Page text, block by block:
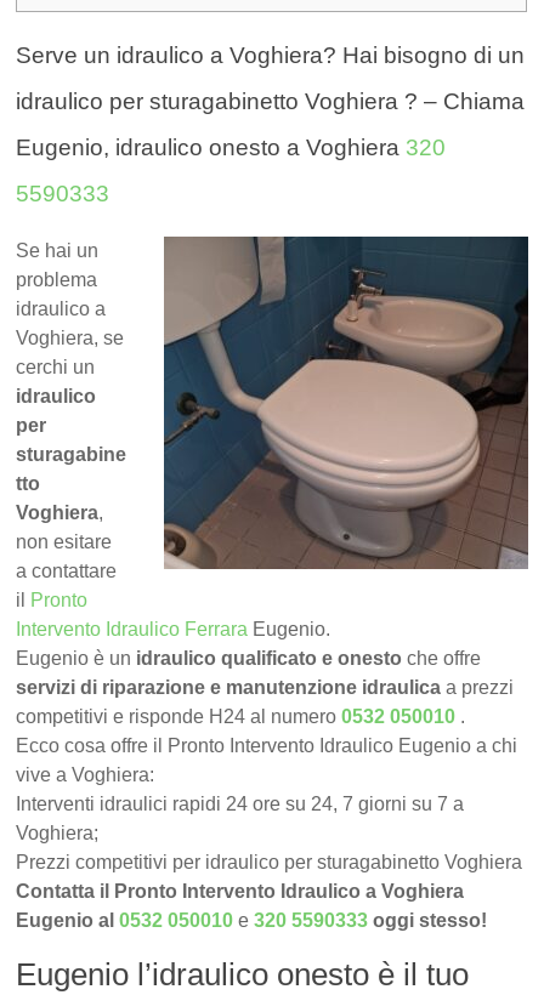
Serve un idraulico a Voghiera? Hai bisogno di un
idraulico per sturagabinetto Voghiera ? – Chiama
Eugenio, idraulico onesto a Voghiera 320
5590333
Se hai un
problema
idraulico a
Voghiera, se
cerchi un
idraulico
per
sturagabine
tto
Voghiera,
non esitare
a contattare
il Pronto
Intervento Idraulico Ferrara Eugenio.
Eugenio è un idraulico qualificato e onesto che offre
servizi di riparazione e manutenzione idraulica a prezzi
competitivi e risponde H24 al numero0532 050010 .
Ecco cosa offre il Pronto Intervento Idraulico Eugenio a chi
vive a Voghiera:
Interventi idraulici rapidi 24 ore su 24, 7 giorni su 7 a
Voghiera;
Prezzi competitivi per idraulico per sturagabinetto Voghiera
Contatta il Pronto Intervento Idraulico a Voghiera
Eugenio al0532 050010 e320 5590333 oggi stesso!
Eugenio l’idraulico onesto è il tuo